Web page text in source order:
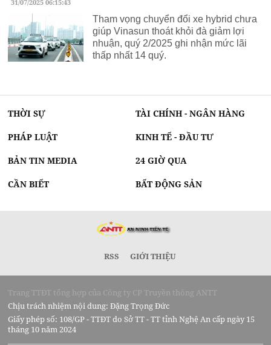
31/07/2025 06:15:43
Tham vọng chuyển đổi xe hybrid chưa
giúp Vinasun thoát khỏi đà giảm lợi
nhuận, quý 2/2025 ghi nhận mức lãi
thấp nhất 14 quý.
THỜI SỰ TÀI CHÍNH - NGÂN HÀNG
PHÁP LUẬT KINH TẾ - ĐẦU TƯ
BẢN TIN MEDIA 24 GIỜ QUA
CẦN BIẾT BẤT ĐỘNG SẢN
RSS GIỚI THIỆU
Trang TTĐT tổng hợp của Công ty CP Truyền thông ANTT
Chịu trách nhiệm nội dung: Đặng Trọng Đức
Giấy phép số: 108/GP - TTĐT do Sở TT - TT tỉnh Nghệ An cấp ngày 15
tháng 10 năm 2024